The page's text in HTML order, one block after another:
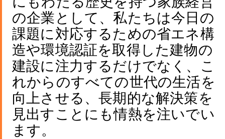
にもわたる歴史を持つ家族経営
の企業として、私たちは今日の
課題に対応するための省エネ構
造や環境認証を取得した建物の
建設に注力するだけでなく、こ
れからのすべての世代の生活を
向上させる、長期的な解決策を
見出すことにも情熱を注いでい
ます。